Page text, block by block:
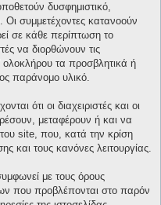
δυσφημιστικό,
συμμετέχοντες κατανοούν
σε κάθε περίπτωση το
να διορθώνουν τις
ολοκλήρου τα προσβλητικά ή
παράνομο υλικό.
ότι οι διαχειριστές και οι
μεταφέρουν ή και να
site, που, κατά την κρίση
και τους κανόνες λειτουργίας.
με τους όρους
που προβλέπονται στο παρόν